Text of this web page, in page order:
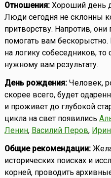
Отношения:Хороший день
Люди сегодня не склонны
притворству. Напротив,
помогать вам
на логику собеседников,
нужному вам результату.
День рождения:Человек,
скорее всего, будет
и проживет до глубокой
цикла на свет появились
Ленин, Василий Перов,
Общие рекомендации:
исторических поисках и
корней, проводить